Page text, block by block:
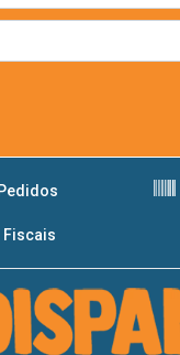
Fiscais